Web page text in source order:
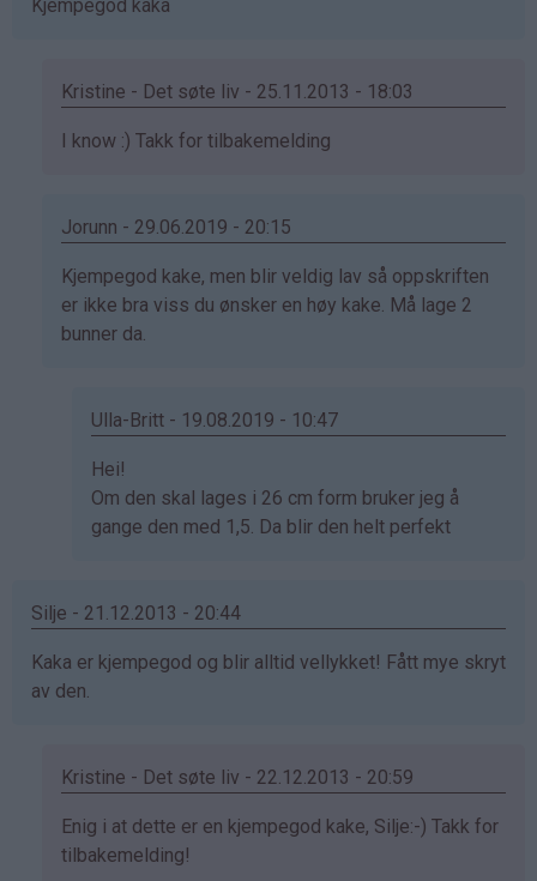
Kjempegod kaka
Kristine - Det søte liv - 25.11.2013 - 18:03
Som
av
(ikke
bekreftet)
I know :) Takk for tilbakemelding
Jorunn - 29.06.2019 - 20:15
Som
svar
på
(ikke
Kjempegod kake, men blir veldig lav så oppskriften
er ikke bra viss du ønsker en høy kake. Må lage 2
bunner da.
Ulla-Britt - 19.08.2019 - 10:47
Som
svar
på
(ikke
Hei!
Om den skal lages i 26 cm form bruker jeg å
gange den med 1,5. Da blir den helt perfekt
Silje - 21.12.2013 - 20:44
Kaka er kjempegod og blir alltid vellykket! Fått mye skryt
av den.
Kristine - Det søte liv - 22.12.2013 - 20:59
Som
svar
Enig i at dette er en kjempegod kake, Silje:-) Takk for
tilbakemelding!